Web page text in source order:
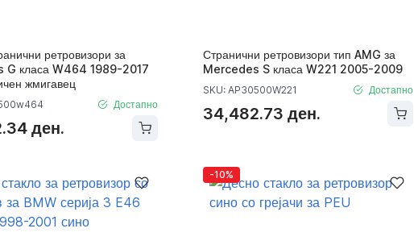
ретровизори за
G класа W464 1989-2017
жмигавец
Достапно
ден.
Странични ретровизори тип AMG за
Mercedes S класа W221 2005-2009
SKU: AP30500W221 Достапно
34,482.73 ден.
-10%